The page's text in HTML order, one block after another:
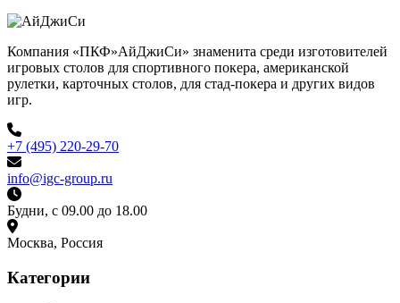
Компания «ПКФ»АйДжиСи» знаменита среди изготовителей
игровых столов для спортивного покера, американской
рулетки, карточных столов, для стад-покера и других видов
игр.
+7 (495) 220-29-70
info@igc-group.ru
Будни, с 09.00 до 18.00
Москва, Россия
Категории